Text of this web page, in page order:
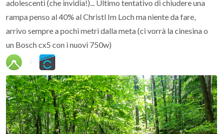
adolescenti (che invidia!)... Ultimo tentativo di chiudere una
rampa penso al 40% al Christl Im Loch ma niente da fare,
arrivo sempre a pochi metri dalla meta (ci vorrà la cinesina o
un Bosch cx5 con i nuovi 750w)